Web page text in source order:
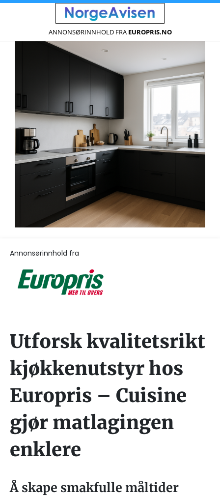
ANNONSØRINNHOLD FRA EUROPRIS.NO
Annonsørinnhold fra
Utforsk kvalitetsrikt
kjøkkenutstyr hos
Europris – Cuisine
gjør matlagingen
enklere
Å skape smakfulle måltider